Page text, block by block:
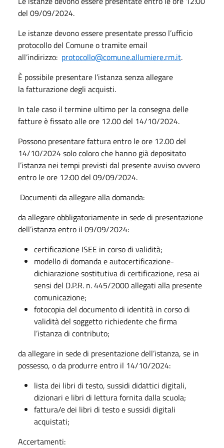
del 09/09/2024.
Le istanze devono essere presentate presso l’ufficio
protocollo del Comune o tramite email
all’indirizzo: protocollo@comune.allumiere.rm.it.
È possibile presentare l’istanza senza allegare
la fatturazione degli acquisti.
In tale caso il termine ultimo per la consegna delle
fatture è fissato alle ore 12.00 del 14/10/2024.
Possono presentare fattura entro le ore 12.00 del
14/10/2024 solo coloro che hanno già depositato
l’istanza nei tempi previsti dal presente avviso ovvero
entro le ore 12:00 del 09/09/2024.
Documenti da allegare alla domanda:
da allegare obbligatoriamente in sede di presentazione
dell’istanza entro il 09/09/2024:
certificazione ISEE in corso di validità;
modello di domanda e autocertificazione-
dichiarazione sostitutiva di certificazione, resa ai
sensi del D.P.R. n. 445/2000 allegati alla presente
comunicazione;
fotocopia del documento di identità in corso di
validità del soggetto richiedente che firma
l’istanza di contributo;
da allegare in sede di presentazione dell’istanza, se in
possesso, o da produrre entro il 14/10/2024:
lista dei libri di testo, sussidi didattici digitali,
dizionari e libri di lettura fornita dalla scuola;
fattura/e dei libri di testo e sussidi digitali
acquistati;
Accertamenti: